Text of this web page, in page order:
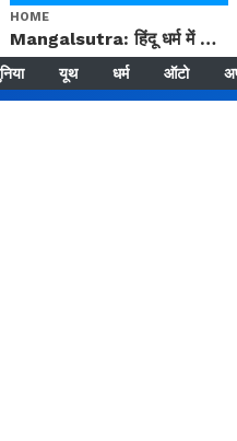
HOME
Mangalsutra: हिंदू धर्म में शादी के बाद मंगलसूत्र क्यों पहनती है महिलाएं, किसने शुरु की ये परंपरा
यूथ धर्म ऑटो